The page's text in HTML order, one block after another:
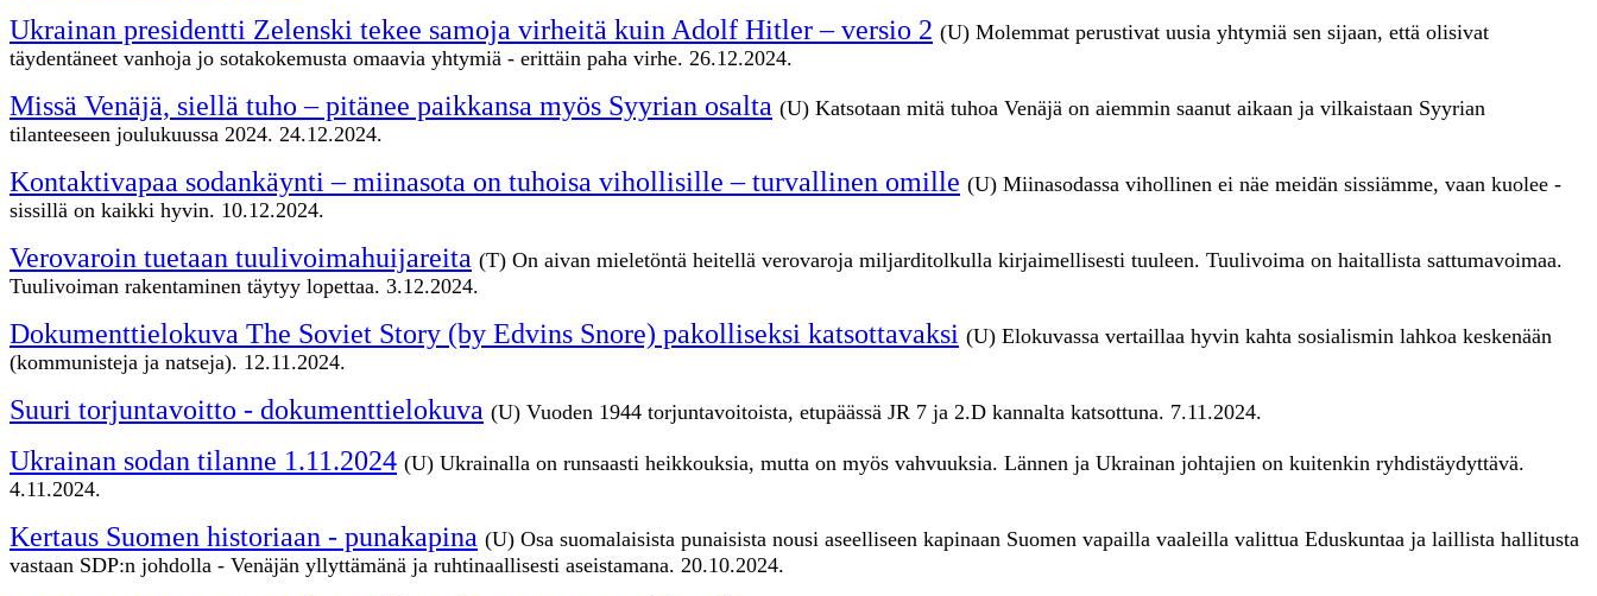
Ukrainan presidentti Zelenski tekee samoja virheitä kuin Adolf Hitler – versio 2 (U) Molemmat perustivat uusia yhtymiä sen sijaan, että olisivat
täydentäneet vanhoja jo sotakokemusta omaavia yhtymiä - erittäin paha virhe. 26.12.2024.
Missä Venäjä, siellä tuho – pitänee paikkansa myös Syyrian osalta (U) Katsotaan mitä tuhoa Venäjä on aiemmin saanut aikaan ja vilkaistaan Syyrian
tilanteeseen joulukuussa 2024. 24.12.2024.
Kontaktivapaa sodankäynti – miinasota on tuhoisa vihollisille – turvallinen omille (U) Miinasodassa vihollinen ei näe meidän sissiämme, vaan kuolee -
sissillä on kaikki hyvin. 10.12.2024.
Verovaroin tuetaan tuulivoimahuijareita (T) On aivan mieletöntä heitellä verovaroja miljarditolkulla kirjaimellisesti tuuleen. Tuulivoima on haitallista sattumavoimaa.
Tuulivoiman rakentaminen täytyy lopettaa. 3.12.2024.
Dokumenttielokuva The Soviet Story (by Edvins Snore) pakolliseksi katsottavaksi (U) Elokuvassa vertaillaa hyvin kahta sosialismin lahkoa keskenään
(kommunisteja ja natseja). 12.11.2024.
Suuri torjuntavoitto - dokumenttielokuva (U) Vuoden 1944 torjuntavoitoista, etupäässä JR 7 ja 2.D kannalta katsottuna. 7.11.2024.
Ukrainan sodan tilanne 1.11.2024 (U) Ukrainalla on runsaasti heikkouksia, mutta on myös vahvuuksia. Lännen ja Ukrainan johtajien on kuitenkin ryhdistäydyttävä.
4.11.2024.
Kertaus Suomen historiaan - punakapina (U) Osa suomalaisista punaisista nousi aseelliseen kapinaan Suomen vapailla vaaleilla valittua Eduskuntaa ja laillista hallitusta
vastaan SDP:n johdolla - Venäjän yllyttämänä ja ruhtinaallisesti aseistamana. 20.10.2024.